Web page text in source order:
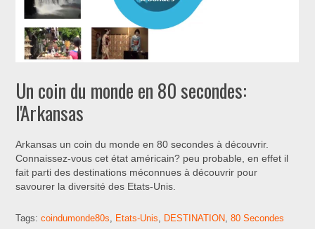
Un coin du monde en 80 secondes:
l'Arkansas
Arkansas un coin du monde en 80 secondes à découvrir.
Connaissez-vous cet état américain? peu probable, en effet il
fait parti des destinations méconnues à découvrir pour
savourer la diversité des Etats-Unis.
Tags:coindumonde80s Etats-Unis DESTINATION ,80 Secondes